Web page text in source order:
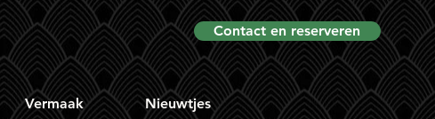
Contact en reserveren
Vermaak Nieuwtjes